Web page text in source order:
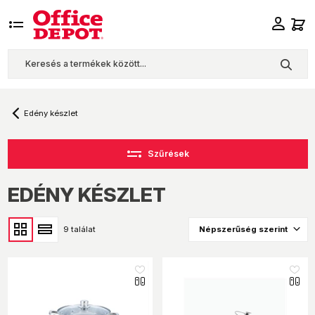
Edény készlet
EDÉNY KÉSZLET
9 találat
like_16 like_16
Szűrések